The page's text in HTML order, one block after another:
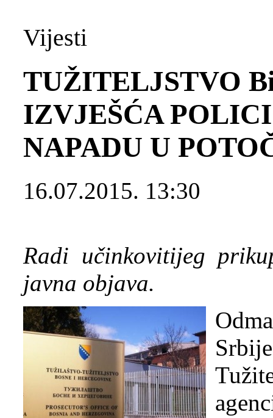
Vijesti
TUŽITELJSTVO
IZVJEŠĆA
NAPADU U
16.07.2015. 13:30
Radi učinkovitijeg
javna objava.